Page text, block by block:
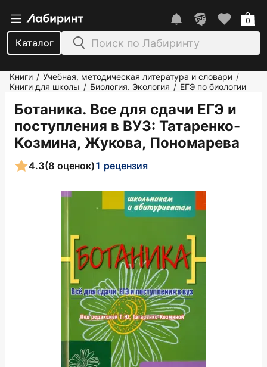
Каталог
0
Книги / Учебная, методическая литература и словари /
Книги для школы / Биология. Экология / ЕГЭ по биологии
Ботаника. Все для сдачи ЕГЭ и
поступления в ВУЗ: Татаренко-
Козмина, Жукова, Пономарева
4.3(8 оценок)1 рецензия